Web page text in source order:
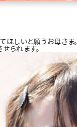
しいと願うお母さま。
られます。